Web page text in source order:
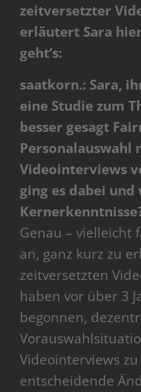
zeitversetzter
erläutert Sara
geht’s:
saatkorn.: Sara,
eine Studie zum
besser gesagt
Personalauswahl
Videointerviews
ging es dabei und
Genau – vielleicht
an, ganz kurz zu
zeitversetzten
haben vor über 3
begonnen,
Videointerviews
entscheidende